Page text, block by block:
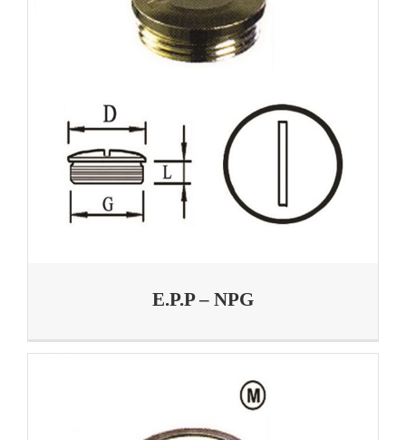
E.P.P – NPG